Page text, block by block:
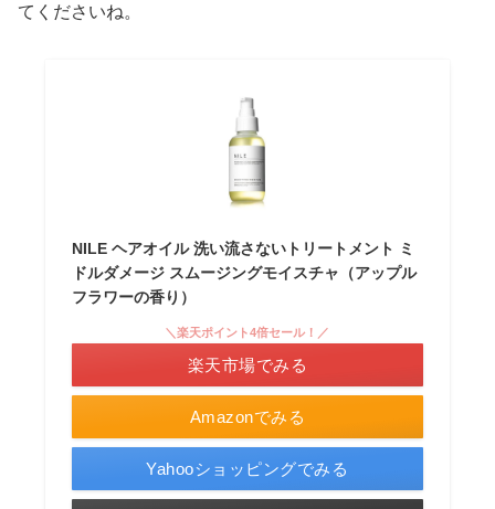
てくださいね。
NILE ヘアオイル 洗い流さないトリートメント ミ
ドルダメージ スムージングモイスチャ（アップル
フラワーの香り）
Amazonでみる
＼楽天ポイント4倍セール！／
楽天市場でみる
Yahooショッピングでみる